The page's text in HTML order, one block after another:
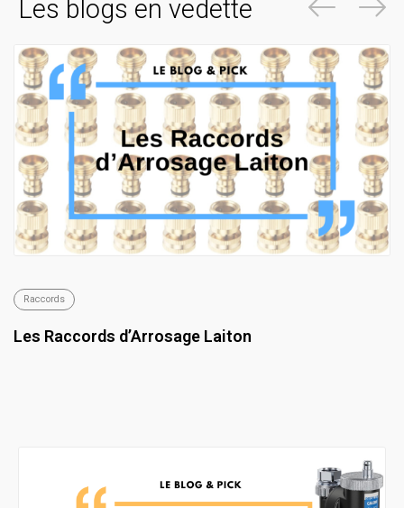
Les blogs en vedette
Raccords
Les Raccords d’Arrosage Laiton